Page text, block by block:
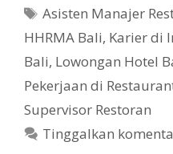
Tag
Asisten Manajer
HHRMA Bali, Karier di
Bali, Lowongan Hotel
Pekerjaan di
Supervisor Restoran
Tinggalkan